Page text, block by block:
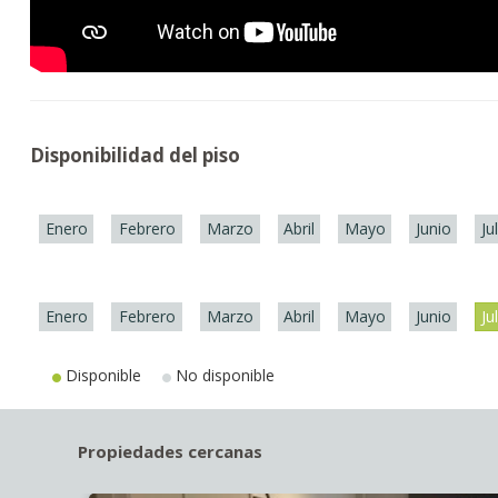
Disponibilidad del piso
Enero Febrero Marzo Abril Mayo Junio
Enero Febrero Marzo Abril Mayo Junio
Disponible No disponible
Propiedades cercanas